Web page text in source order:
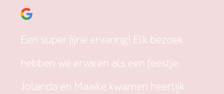
Een super fijne ervaring! Elk bezoek
hebben we ervaren als een feestje.
Jolanda en Maaike kwamen heerlijk